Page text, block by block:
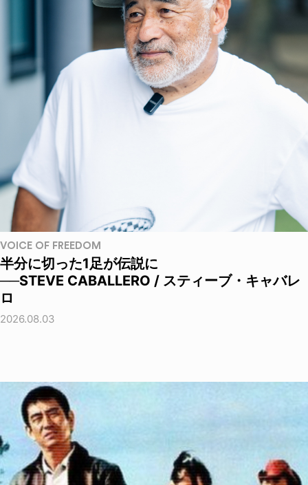
VOICE OF FREEDOM
半分に切った1足が伝説に
──STEVE CABALLERO / スティーブ・キャバレ
ロ
2026.08.03